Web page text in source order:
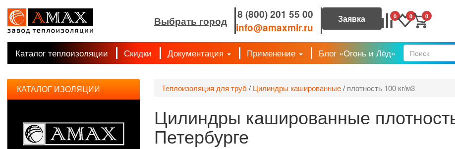
Выбрать город
8 (800) 201 55 00
info@amaxmir.ru
0 0 0
Каталог теплоизоляции Скидки Документация Применение Блог «Огонь и Лёд» Форма
Теплоизоляция для труб / Цилиндры кашированные/ плотность 100 кг/м3
Цилиндры кашированные
Петербурге
КАТАЛОГ ИЗОЛЯЦИИ